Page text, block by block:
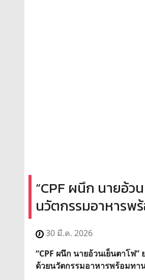
“CPF ผนึก นายอ้ว
นวัตกรรมอาหารพ
30 มี.ค. 2026
“CPF ผนึก นายอ้วนเย็นตาโฟ
ด้วยนวัตกรรมอาหารพร้อมทา